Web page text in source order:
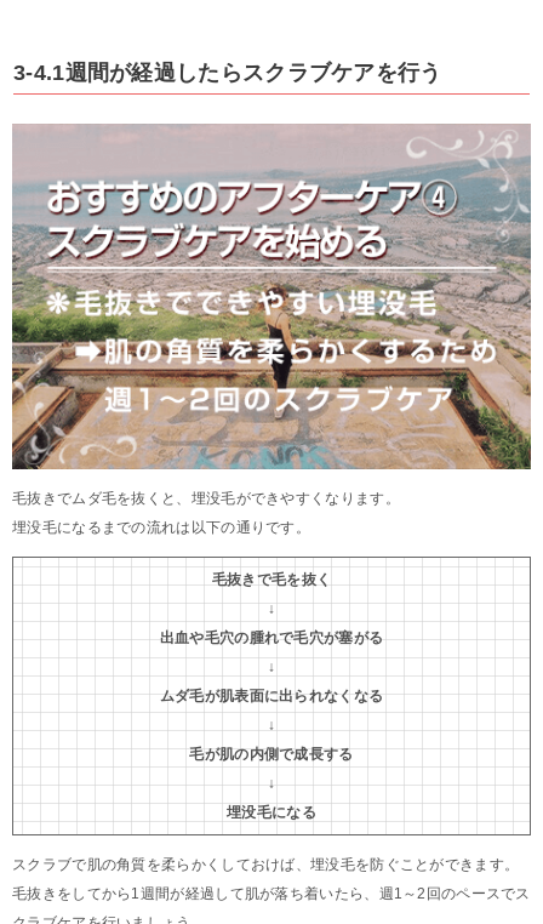
3-4.1週間が経過したらスクラブケアを行う
毛抜きでムダ毛を抜くと、埋没毛ができやすくなります。
埋没毛になるまでの流れは以下の通りです。
毛抜きで毛を抜く
↓
出血や毛穴の腫れで毛穴が塞がる
↓
ムダ毛が肌表面に出られなくなる
↓
毛が肌の内側で成長する
↓
埋没毛になる
スクラブで肌の角質を柔らかくしておけば、埋没毛を防ぐことができます。
毛抜きをしてから1週間が経過して肌が落ち着いたら、週1～2回のペースでス